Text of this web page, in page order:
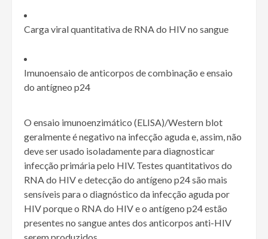
Carga viral quantitativa de RNA do HIV no sangue
Imunoensaio de anticorpos de combinação e ensaio
do antígneo p24
O ensaio imunoenzimático (ELISA)/Western blot
geralmente é negativo na infecção aguda e, assim, não
deve ser usado isoladamente para diagnosticar
infecção primária pelo HIV. Testes quantitativos do
RNA do HIV e detecção do antígeno p24 são mais
sensíveis para o diagnóstico da infecção aguda por
HIV porque o RNA do HIV e o antígeno p24 estão
presentes no sangue antes dos anticorpos anti-HIV